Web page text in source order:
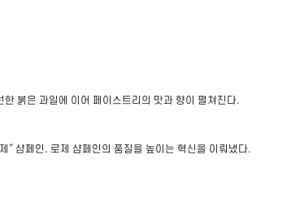
붉은 과일에 이어 페이스트리의 맛과 향이 펼쳐진다.
” 샴페인. 로제 샴페인의 품질을 높이는 혁신을 이뤄냈다.